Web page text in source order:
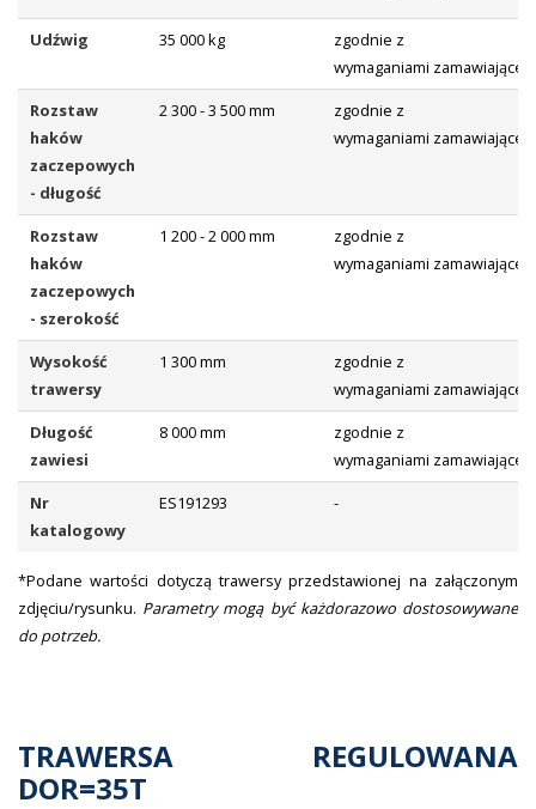
Udźwig 35 000 kg
zgodnie z
wymaganiami
Rozstaw
haków
zaczepowych
- długość
2 300 - 3 500 mm
zgodnie z
wymaganiami
Rozstaw
haków
zaczepowych
- szerokość
1 200 - 2 000 mm
zgodnie z
wymaganiami
Wysokość
trawersy
1 300 mm
zgodnie z
wymaganiami
Długość
zawiesi
8 000 mm
zgodnie z
wymaganiami
Nr
katalogowy
ES191293 -
*Podane wartości dotyczą trawersy przedstawionej na załączonym
zdjęciu/rysunku. Parametry mogą być każdorazowo dostosowywane
do potrzeb.
TRAWERSA REGULOWANA
DOR=35T